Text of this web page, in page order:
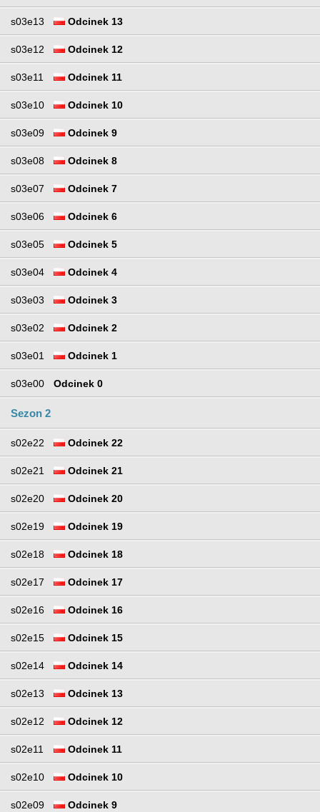
s03e13 Odcinek 13
s03e12 Odcinek 12
s03e11 Odcinek 11
s03e10 Odcinek 10
s03e09 Odcinek 9
s03e08 Odcinek 8
s03e07 Odcinek 7
s03e06 Odcinek 6
s03e05 Odcinek 5
s03e04 Odcinek 4
s03e03 Odcinek 3
s03e02 Odcinek 2
s03e01 Odcinek 1
s03e00 Odcinek 0
Sezon 2
s02e22 Odcinek 22
s02e21 Odcinek 21
s02e20 Odcinek 20
s02e19 Odcinek 19
s02e18 Odcinek 18
s02e17 Odcinek 17
s02e16 Odcinek 16
s02e15 Odcinek 15
s02e14 Odcinek 14
s02e13 Odcinek 13
s02e12 Odcinek 12
s02e11 Odcinek 11
s02e10 Odcinek 10
s02e09 Odcinek 9